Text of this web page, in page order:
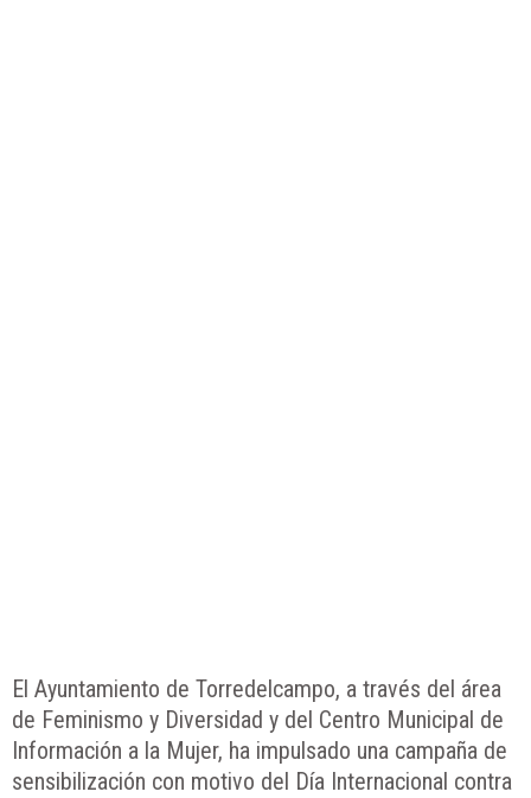
El Ayuntamiento de Torredelcampo, a través del área
de Feminismo y Diversidad y del Centro Municipal de
Información a la Mujer, ha impulsado una campaña de
sensibilización con motivo del Día Internacional contra